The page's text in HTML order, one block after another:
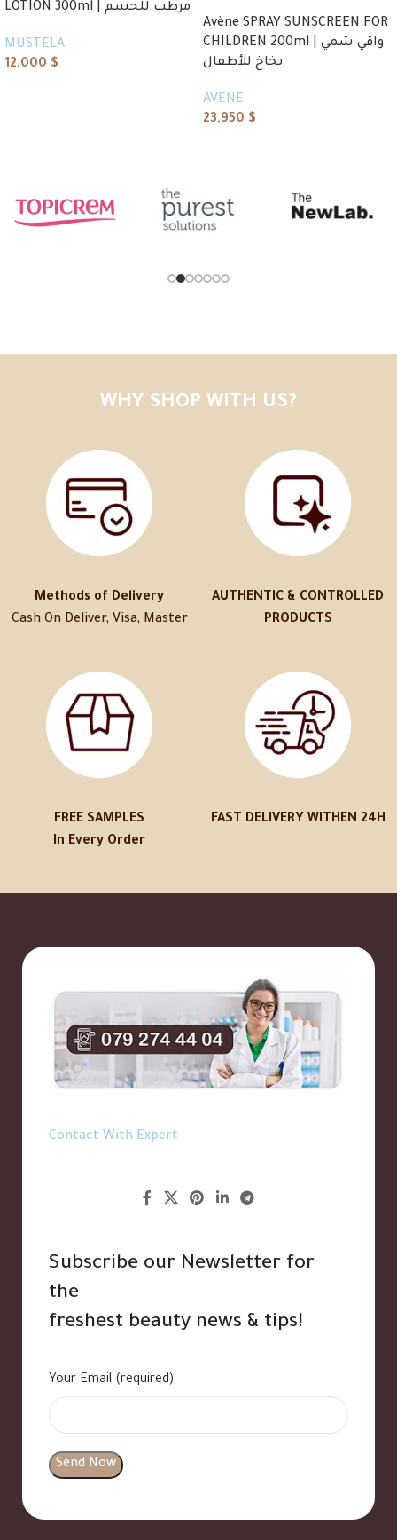
LOTION 300ml | مرطب للجسم
MUSTELA
12,000 $
Avène SPRAY SUNSCREEN FOR
CHILDREN 200ml | واقي شمي
بخاخ للأطفال
AVENE
23,950 $
WHY SHOP WITH US?
Methods of Delivery
Cash On Deliver, Visa, Master
AUTHENTIC & CONTROLLED
PRODUCTS
FREE SAMPLES
In Every Order
FAST DELIVERY WITHEN 24H
Contact With Expert
Subscribe our Newsletter for
the
freshest beauty news & tips!
Your Email (required)